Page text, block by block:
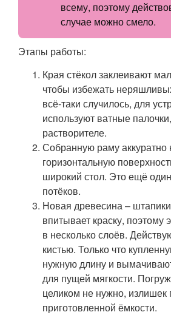
всему, поэтому
случае можно смело.
Этапы работы:
Края стёкол заклеивают
чтобы избежать
всё-таки случилось, для
используют ватные
растворителе.
Собранную раму аккуратно
горизонтальную
широкий стол. Это ещё
потёков.
Новая древесина –
впитывает краску, поэтому
в несколько слоёв.
кистью. Только что
нужную длину и
для пущей мягкости.
целиком не нужно, излишек
приготовленной ёмкости.